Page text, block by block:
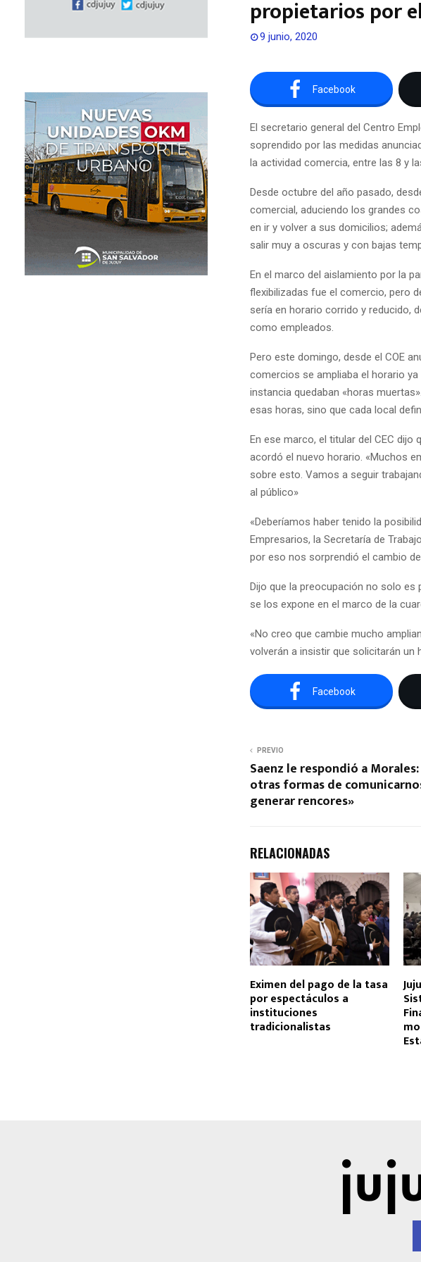
propietarios por
9 junio, 2020
Facebook
El secretario general del Centro
soprendido por las medidas
la actividad comercia, entre las 8 y
Desde octubre del año pasado,
comercial, aduciendo los grandes
en ir y volver a sus domicilios;
salir muy a oscuras y con bajas
En el marco del aislamiento por la
flexibilizadas fue el comercio, pero
sería en horario corrido y reducido,
como empleados.
Pero este domingo, desde el COE
comercios se ampliaba el horario
instancia quedaban «horas
esas horas, sino que cada local
En ese marco, el titular del CEC dijo
acordó el nuevo horario. «Muchos
sobre esto. Vamos a seguir
al público»
«Deberíamos haber tenido la
Empresarios, la Secretaría de
por eso nos sorprendió el cambio
Dijo que la preocupación no solo
se los expone en el marco de la
«No creo que cambie mucho
volverán a insistir que solicitarán un
Facebook
PREVIO
Saenz le respondió a Morales:
otras formas de
generar rencores»
RELACIONADAS
Eximen del pago de la tasa
por espectáculos a
instituciones
tradicionalistas